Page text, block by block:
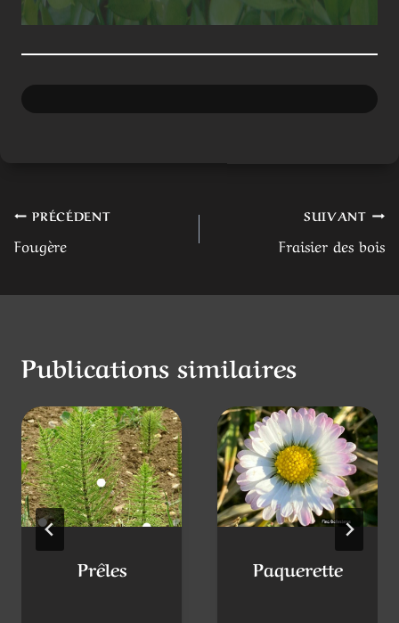
Navigation
PRÉCÉDENT
Fougère
SUIVANT
Fraisier des bois